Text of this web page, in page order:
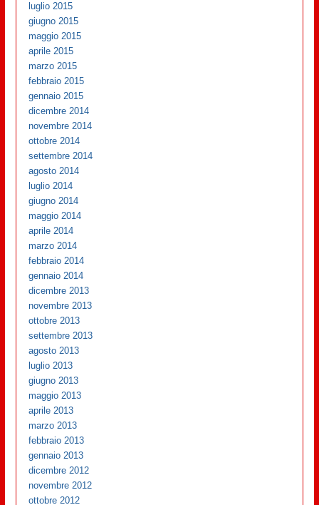
luglio 2015
giugno 2015
maggio 2015
aprile 2015
marzo 2015
febbraio 2015
gennaio 2015
dicembre 2014
novembre 2014
ottobre 2014
settembre 2014
agosto 2014
luglio 2014
giugno 2014
maggio 2014
aprile 2014
marzo 2014
febbraio 2014
gennaio 2014
dicembre 2013
novembre 2013
ottobre 2013
settembre 2013
agosto 2013
luglio 2013
giugno 2013
maggio 2013
aprile 2013
marzo 2013
febbraio 2013
gennaio 2013
dicembre 2012
novembre 2012
ottobre 2012